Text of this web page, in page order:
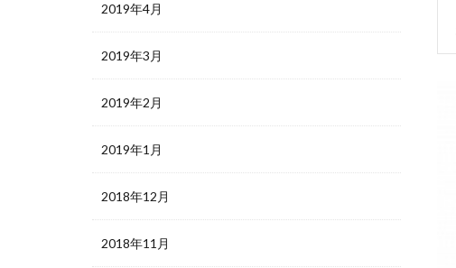
2019年4月
2019年3月
2019年2月
2019年1月
2018年12月
2018年11月